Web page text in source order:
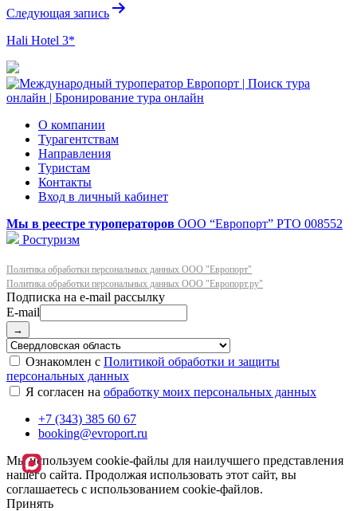
Следующая запись
Hali Hotel 3*
О компании
Турагентствам
Направления
Туристам
Контакты
Вход в личный кабинет
Мы в реестре туроператоров ООО “Европорт” РТО 008552
Ростуризм
Политика обработки персональных данных ООО "Европорт"
Политика обработки персональных данных ООО "Европорт.ру"
E-mail
→
Ознакомлен с Политикой обработки и защиты
персональных данных
Я согласен на обработку моих персональных данных
+7 (343) 385 60 67
booking@evroport.ru
Мы используем cookie-файлы для наилучшего представления
нашего сайта. Продолжая использовать этот сайт, вы
соглашаетесь с использованием cookie-файлов.
Принять